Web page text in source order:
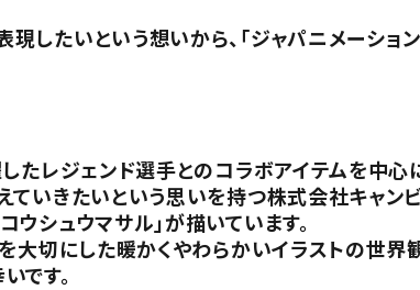
たいという想いから、「ジャパニメーショ
たレジェンド選手とのコラボアイテムを中心
いきたいという思いを持つ株式会社キャン
シュウマサル」が描いています。
大切にした暖かくやわらかいイラストの世
です。